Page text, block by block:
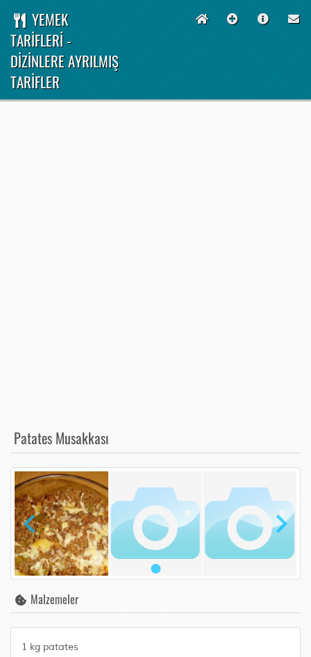
YEMEK
TARİFLERİ -
DİZİNLERE AYRILMIŞ
TARİFLER
Patates Musakkası
Malzemeler
1 kg patates